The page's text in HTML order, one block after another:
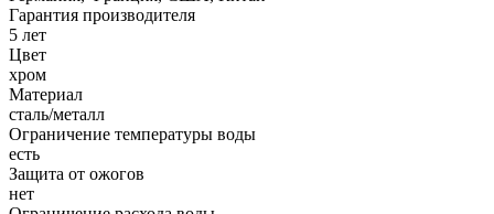
Гарантия производителя
5 лет
Цвет
хром
Материал
сталь/металл
Ограничение температуры воды
есть
Защита от ожогов
нет